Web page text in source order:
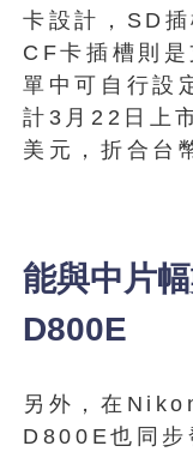
卡設計，SD
CF卡插槽則
單中可自行設
計3月22日上
美元，折合台
能與中片
D800E
另外，在
D800E也同步